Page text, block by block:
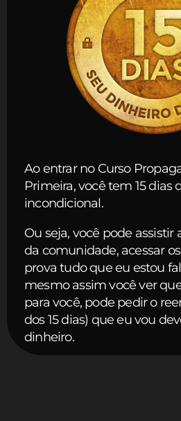
Ao entrar no Curso
Primeira, você tem 15 dias
incondicional.
Ou seja, você pode assistir
da comunidade, acessar
prova tudo que eu estou
mesmo assim você ver
para você, pode pedir o
dos 15 dias) que eu vou
dinheiro.